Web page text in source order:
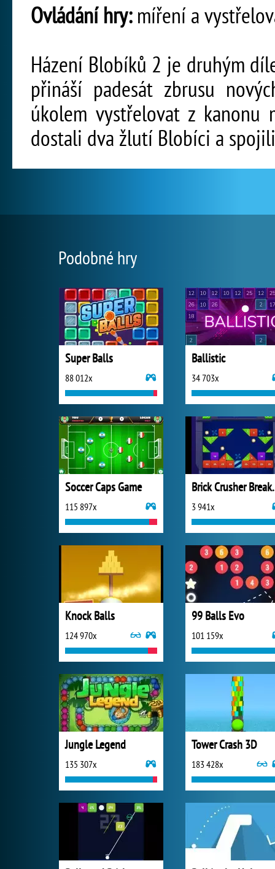
Ovládání hry:míření a
Házení Blobíků 2 je druhým
přináší padesát zbrusu
úkolem vystřelovat z kanonu
dostali dva žlutí Blobíci a
Podobné hry
Super Balls
88 012x
Ballistic
34 703x
Soccer Caps Game
115 897x
Brick
3 941x
Knock Balls
124 970x
99 Balls Evo
101 159x
Jungle Legend
135 307x
Tower Crash 3D
183 428x